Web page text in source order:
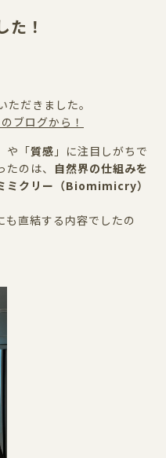
た！
ただきました。
ブログから！
や「質感 」に注目しがちで
のは、 自然界の仕組みを
ミクリー（Biomimicry）
も直結する内容でしたの